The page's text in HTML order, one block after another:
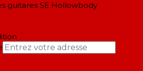
guitares SE Hollowbody